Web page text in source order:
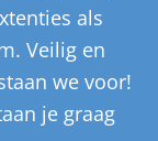
als
Veilig en
we voor!
je graag